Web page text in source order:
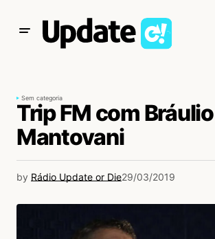
Sem categoria
Trip FM com Bráulio
Mantovani
by Rádio Update or Die29/03/2019